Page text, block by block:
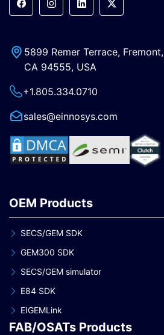
5899 Remer Terrace, Fremont,
CA 94555, USA
+1.805.334.0710
sales@einnosys.com
OEM Products
SECS/GEM SDK
GEM300 SDK
SECS/GEM simulator
E84 SDK
EIGEMLink
FAB/OSATs Products